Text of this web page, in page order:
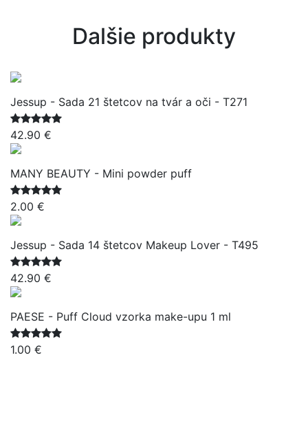
Dalšie produkty
Jessup - Sada 21 štetcov na tvár a oči - T271
42.90 €
MANY BEAUTY - Mini powder puff
2.00 €
Jessup - Sada 14 štetcov Makeup Lover - T495
42.90 €
PAESE - Puff Cloud vzorka make-upu 1 ml
1.00 €